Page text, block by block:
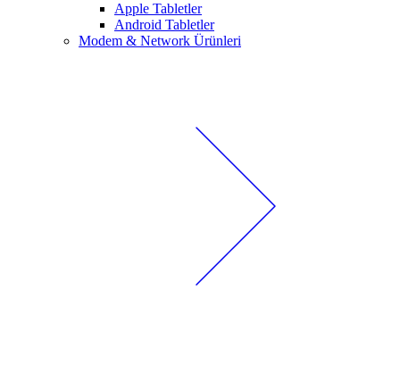
Apple Tabletler
Android Tabletler
Modem & Network Ürünleri